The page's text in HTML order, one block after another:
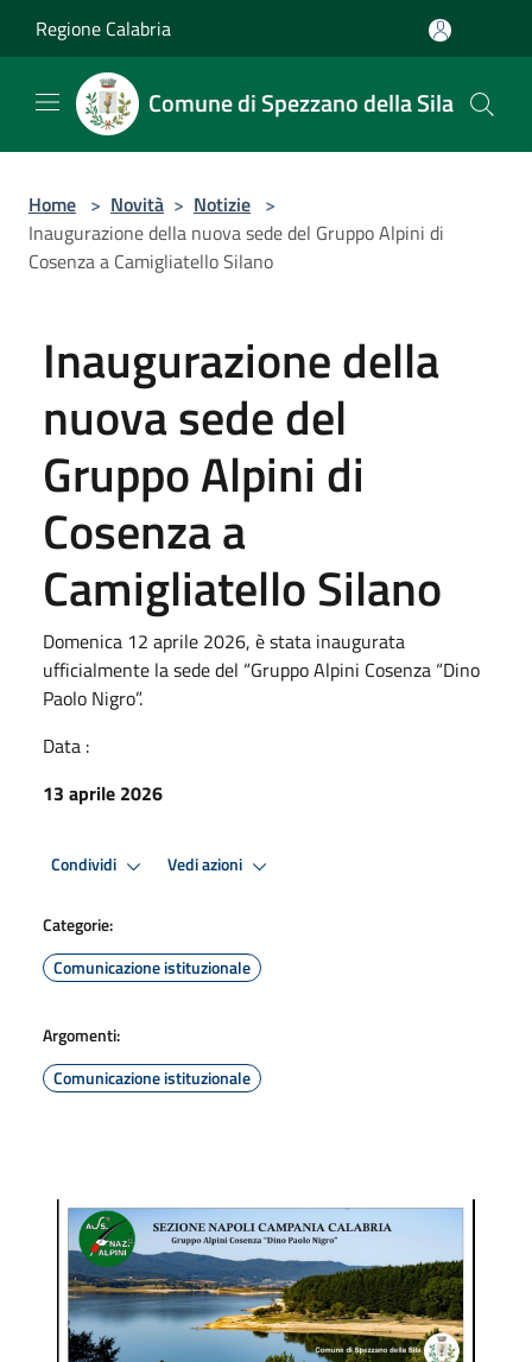
Regione Calabria
Comune di Spezzano della Sila
Home > Novità > Notizie >
Inaugurazione della nuova sede del Gruppo Alpini di
Cosenza a Camigliatello Silano
Inaugurazione della
nuova sede del
Gruppo Alpini di
Cosenza a
Camigliatello Silano
Domenica 12 aprile 2026, è stata inaugurata
ufficialmente la sede del “Gruppo Alpini Cosenza “Dino
Paolo Nigro”.
Data :
13 aprile 2026
Condividi Vedi azioni
Categorie:
Comunicazione istituzionale
Argomenti:
Comunicazione istituzionale